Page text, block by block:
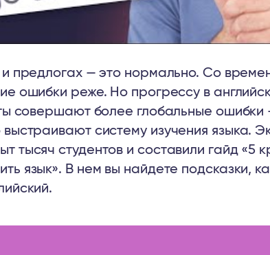
и предлогах — это нормально. Со
ошибки реже. Но прогрессу в
совершают более глобальные
систему изучения языка.
тысяч студентов и составили гайд «5
язык». В нем вы найдете подсказки,